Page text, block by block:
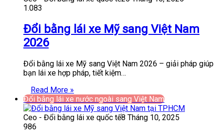
1.083
Đổi bằng lái xe Mỹ sang Việt Nam
2026
Đổi bằng lái xe Mỹ sang Việt Nam 2026 – giải pháp giúp
bạn lái xe hợp pháp, tiết kiệm…
Read More »
Đổi bằng lái xe nước ngoài sang Việt Nam
Ceo - Đổi bằng lái xe quốc tế8 Tháng 10, 2025
986